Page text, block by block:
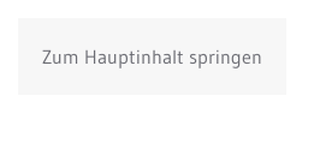
Zum Hauptinhalt springen